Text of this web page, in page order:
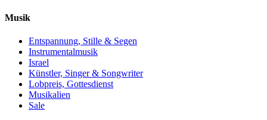
Musik
Entspannung, Stille & Segen
Instrumentalmusik
Israel
Künstler, Singer & Songwriter
Lobpreis, Gottesdienst
Musikalien
Sale